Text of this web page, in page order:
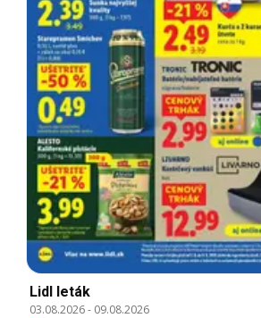
Lidl leták
03.08.2026- 09.08.2026